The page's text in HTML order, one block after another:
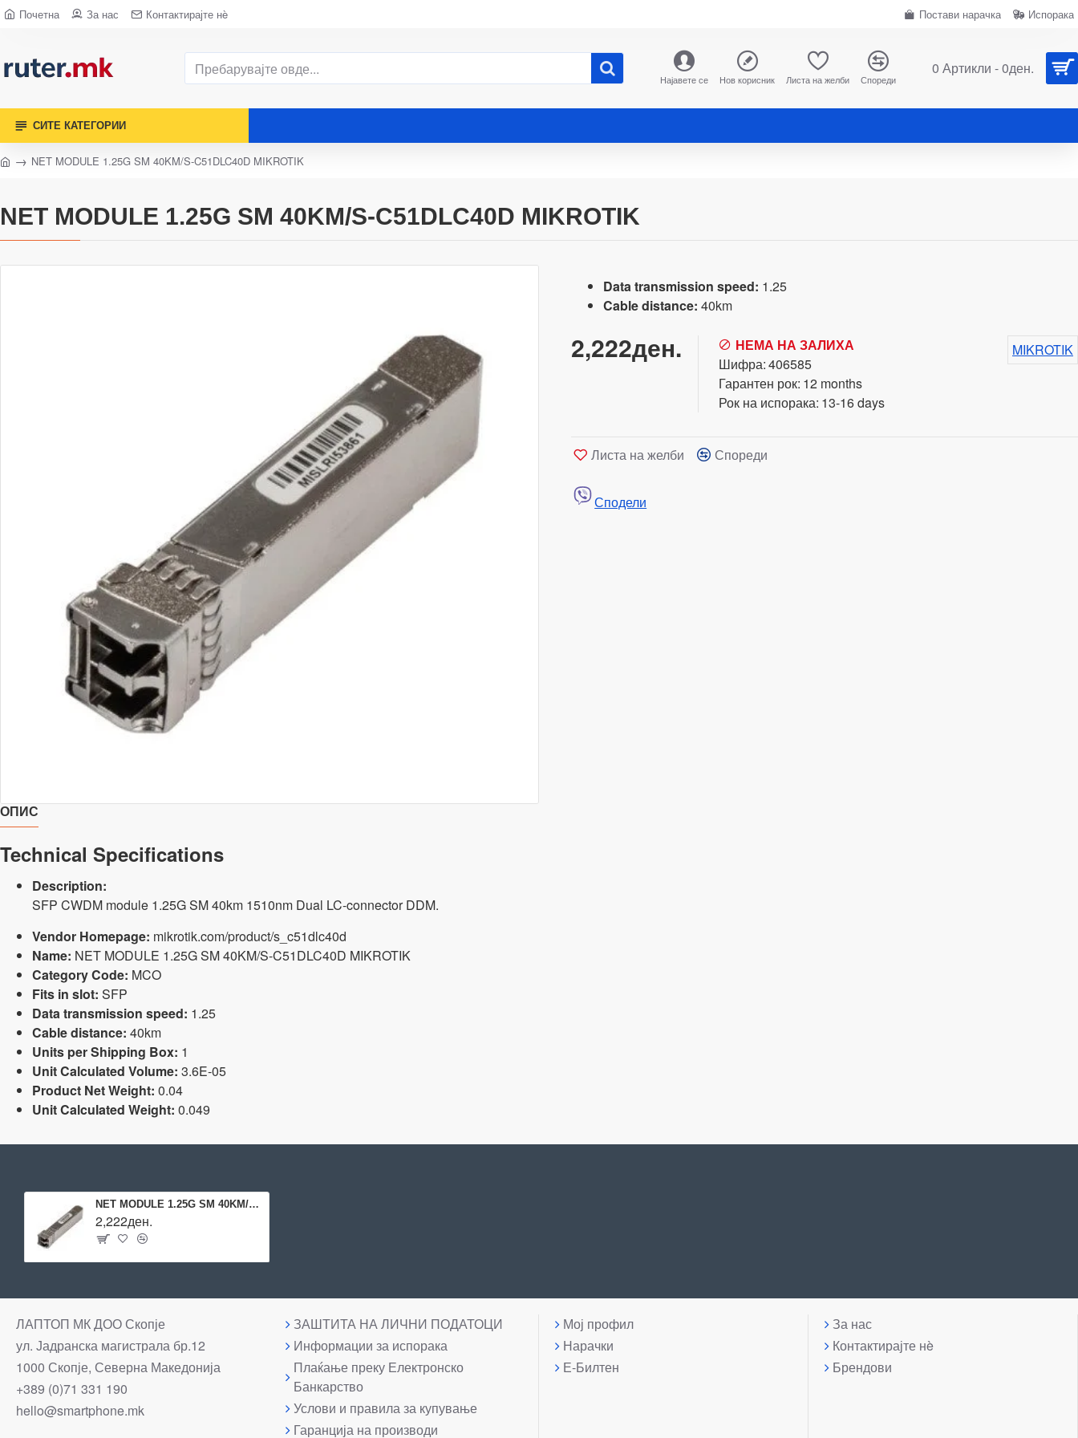
Почетна За нас Контактирајте нè Постави нарачка Испорака
Најавете се Нов корисник Листа на желби Спореди
0 Артикли - 0ден.
СИТЕ КАТЕГОРИИ
NET MODULE 1.25G SM 40KM/S-C51DLC40D MIKROTIK
NET MODULE 1.25G SM 40KM/S-C51DLC40D MIKROTIK
Data transmission speed: 1.25
Cable distance: 40km
2,222ден.
НЕМА НА ЗАЛИХА
Шифра:406585
Гарантен рок: 12 months
Рок на испорака: 13-16 days
MIKROTIK
Листа на желби Спореди
Сподели
ОПИС
Technical Specifications
Description:
SFP CWDM module 1.25G SM 40km 1510nm Dual LC-connector DDM.
Vendor Homepage: mikrotik.com/product/s_c51dlc40d
Name: NET MODULE 1.25G SM 40KM/S-C51DLC40D MIKROTIK
Category Code: MCO
Fits in slot: SFP
Data transmission speed: 1.25
Cable distance: 40km
Units per Shipping Box: 1
Unit Calculated Volume: 3.6E-05
Product Net Weight: 0.04
Unit Calculated Weight: 0.049
NET MODULE 1.25G SM 40KM/S-C51DLC40D MIKROTIK
2,222ден.
ЛАПТОП МК ДОО Скопје
ул. Јадранска магистрала бр.12
1000 Скопје, Северна Македонија
+389 (0)71 331 190
hello@smartphone.mk
ЗАШТИТА НА ЛИЧНИ ПОДАТОЦИ
Информации за испорака
Плаќање преку Електронско
Банкарство
Услови и правила за купување
Гаранција на производи
Мој профил
Нарачки
Е-Билтен
За нас
Контактирајте нè
Брендови